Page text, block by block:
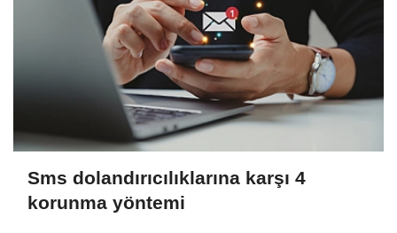
Sms dolandırıcılıklarına karşı 4
korunma yöntemi